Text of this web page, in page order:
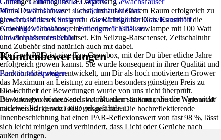
Wenn Du ein Growset suchst, um auf kleinstem Raum erfolgreich zu
growen, ist dieses Set genau das Richtige für Dich. Es enthält die
GrowPRO Growbox, eine moderne LED-Growlampe mit 100 Watt
und ein passendes Abluftset. Ein Seilzug-Ratschenset, Zeitschaltuhr
und Zubehör sind natürlich auch mit dabei.
Die GrowPRO ist eine Top-Growbox, mit der Du über etliche Jahre
erfolgreich growen kannst. Sie wurde konsequent in ihrer Qualität und
Funktionalität weiterentwickelt, um Dir als hoch motiviertem Grower
das Maximum an Leistung zu einem besonders günstigen Preis zu
bieten.
Die Growboxen der Serie sind mit einem äußerst robusten Nylonstoff
mit einer Stärke von 600D ausgestattet. Die hochreflektierende
Innenbeschichtung hat einen PAR-Reflexionswert von fast 98 %, lässt
sich leicht reinigen und verhindert, dass Licht oder Gerüche nach
außen dringen.
Mini-Gewächshäuser
Gewächshäuser Glas
Gewächshäuser Kunststoff
Gewächshäuser Glas/Kunststoff
Anlehngewächshäuser
Foliengewächshäuser
Gewächshäuserzubehör
Kundenbewertungen
Bereich überspringen
Die Echtheit der Bewertungen wurde von uns nicht überprüft.
Bewertungen können auch von Kunden stammen, die die Ware nicht
nachweislich genutzt oder gekauft haben.